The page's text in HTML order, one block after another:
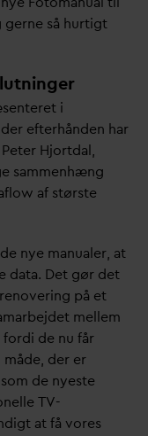
gerne så hurtigt
i
efterhånden har
Hjortdal,
sammenhæng
af største
nye manualer, at
data. Det gør det
på et
mellem
de nu får
måde, der er
de nyeste
TV-
at få vores